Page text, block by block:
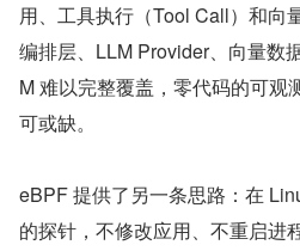
用、工具执行（Tool Call）和向
编排层、LLM Provider、向量数
M 难以完整覆盖，零代码的可观
可或缺。
eBPF 提供了另一条思路：在
的探针，不修改应用、不重启进